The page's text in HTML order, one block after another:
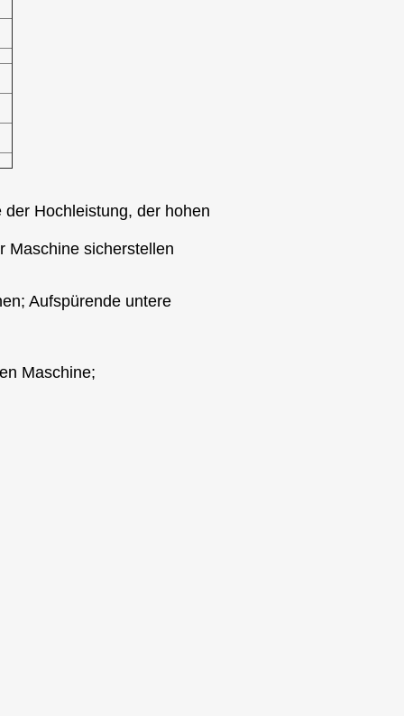
Hochleistung, der hohen
Maschine sicherstellen
Aufspürende untere
Maschine;